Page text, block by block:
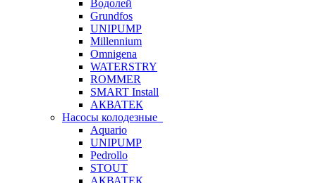
Водолей
Grundfos
UNIPUMP
Millennium
Omnigena
WATERSTRY
ROMMER
SMART Install
АКВАТЕК
Насосы колодезные
Aquario
UNIPUMP
Pedrollo
STOUT
АКВАТЕК